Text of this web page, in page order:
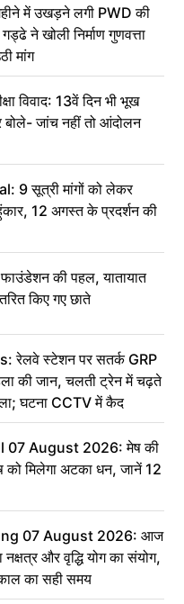
में उखड़ने लगी PWD की
ने खोली निर्माण गुणवत्ता
मांग
विवाद: 13वें दिन भी भूख
बोले- जांच नहीं तो आंदोलन
9 सूत्री मांगों को लेकर
12 अगस्त के प्रदर्शन की
की पहल, यातायात
किए गए छाते
रेलवे स्टेशन पर सतर्क GRP
की जान, चलती ट्रेन में चढ़ते
घटना CCTV में कैद
07 August 2026: मेष की
को मिलेगा अटका धन, जानें 12
07 August 2026: आज
और वृद्धि योग का संयोग,
का सही समय